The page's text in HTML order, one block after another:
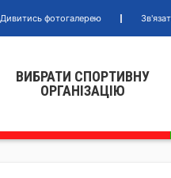
Дивитись фотогалерею
ВИБРАТИ СПОРТИВНУ
ОРГАНIЗАЦIЮ